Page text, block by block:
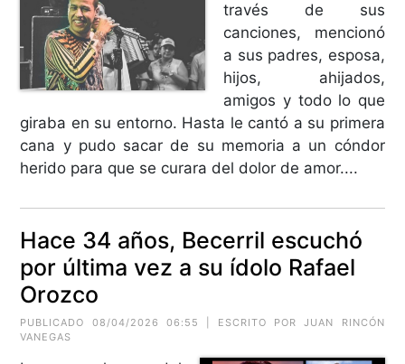
través de sus
canciones, mencionó
a sus padres, esposa,
hijos, ahijados,
amigos y todo lo que
giraba en su entorno. Hasta le cantó a su primera
cana y pudo sacar de su memoria a un cóndor
herido para que se curara del dolor de amor....
Hace 34 años, Becerril escuchó
por última vez a su ídolo Rafael
Orozco
PUBLICADO 08/04/2026 06:55 | ESCRITO POR JUAN RINCÓN
VANEGAS